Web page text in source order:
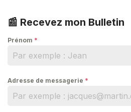
📰 Recevez mon Bulletin
Prénom *
Adresse de messagerie *